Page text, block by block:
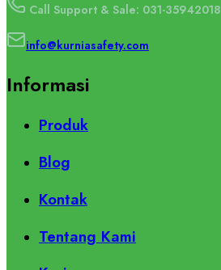
Call Support & Sale: 031-35942018
info@kurniasafety.com
Informasi
Produk
Blog
Kontak
Tentang Kami